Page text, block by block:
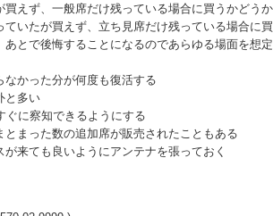
、一般席だけ残っている場合に買うかどうか
が買えず、立ち見席だけ残っている場合に買
後悔することになるのであらゆる場面を想定
かった分が何度も復活する
多い
ぐに察知できるようにする
まった数の追加席が販売されたこともある
ても良いようにアンテナを張っておく